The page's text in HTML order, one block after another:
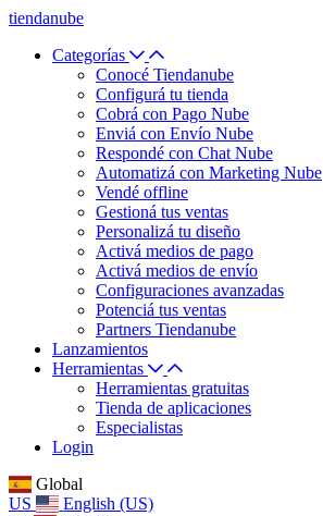
tiendanube
Categorías
Conocé Tiendanube
Configurá tu tienda
Cobrá con Pago Nube
Enviá con Envío Nube
Respondé con Chat Nube
Automatizá con Marketing Nube
Vendé offline
Gestioná tus ventas
Personalizá tu diseño
Activá medios de pago
Activá medios de envío
Configuraciones avanzadas
Potenciá tus ventas
Partners Tiendanube
Lanzamientos
Herramientas
Herramientas gratuitas
Tienda de aplicaciones
Especialistas
Login
Global
US
English (US)